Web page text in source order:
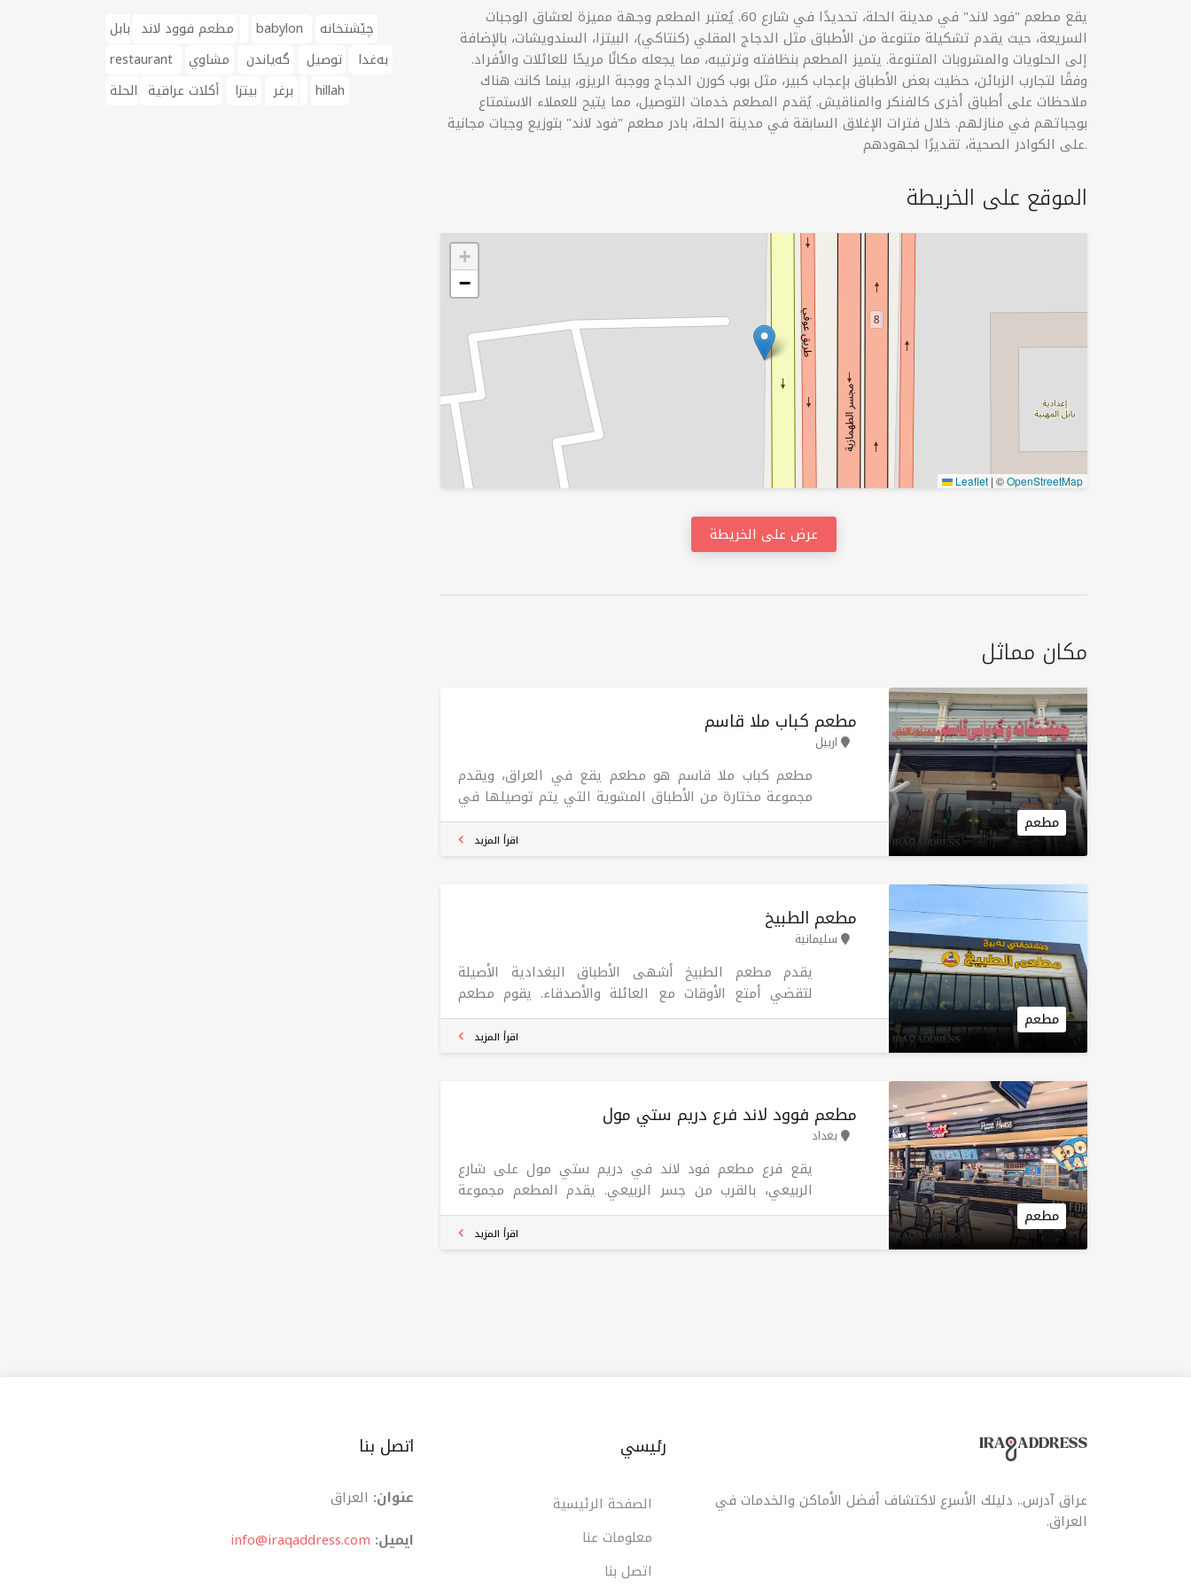
مطعم فوود لاند babylon
چێشتخانە
restaurant
بەغدا توصيل گەیاندن
مشاوي
برغر
بيتزا أكلات عراقية hillah
يقع مطعم "فود لاند" في مدينة الحلة، تحديدًا في شارع 60. يُعتبر المطعم وجهة مميزة لعشاق الوجبات
السريعة، حيث يقدم تشكيلة متنوعة من الأطباق مثل الدجاج المقلي (كنتاكي)، البيتزا، السندويشات، بالإضافة
إلى الحلويات والمشروبات المتنوعة. يتميز المطعم بنظافته وترتيبه، مما يجعله مكانًا مريحًا للعائلات والأفراد.
وفقًا لتجارب الزبائن، حظيت بعض الأطباق بإعجاب كبير، مثل بوب كورن الدجاج ووجبة الريزو، بينما كانت هناك
ملاحظات على أطباق أخرى كالفنكر والمناقيش. يُقدم المطعم خدمات التوصيل، مما يتيح للعملاء الاستمتاع
بوجباتهم في منازلهم. خلال فترات الإغلاق السابقة في مدينة الحلة، بادر مطعم "فود لاند" بتوزيع وجبات مجانية
على الكوادر الصحية، تقديرًا لجهودهم.
الموقع على الخريطة
+
−
Leaflet | ©OpenStreetMap
عرض على الخريطة
مكان مماثل
مطعم كباب ملا قاسم
اربيل
مطعم
مطعم كباب ملا قاسم هو مطعم يقع في العراق، ويقدم
مجموعة مختارة من الأطباق المشوية التي يتم توصيلها في
جميع أنحاء بختياري. إنه أحد الأطباق الأكثر مبيعًا وخيارات
اقرأ المزيد
مطعم الطبيخ
سليمانية
مطعم
يقدم مطعم الطبيخ أشهى الأطباق البغدادية الأصيلة
لتقضي أمتع الأوقات مع العائلة والأصدقاء. يقوم مطعم
الطبيخ بإعداد الطعام بسرعة للمناسبات. نحن في خدمتكم
اقرأ المزيد
مطعم فوود لاند فرع دریم ستي مول
بغداد
مطعم
يقع فرع مطعم فود لاند في دريم ستي مول على شارع
الربيعي، بالقرب من جسر الربيعي. يقدم المطعم مجموعة
متنوعة من العلامات التجارية المميزة، بما في ذلك "آيس
باك"، "بيتزا هاوس"، "سوبر ستار"، و"بونو كافيه". يمكنك
اقرأ المزيد
عراق آدرس.. دليلك الأسرع لاكتشاف أفضل الأماكن والخدمات في
العراق.
رئيسي
الصفحة الرئيسية
معلومات عنا
اتصل بنا
اتصل بنا
عنوان: العراق
ایمیل: info@iraqaddress.com